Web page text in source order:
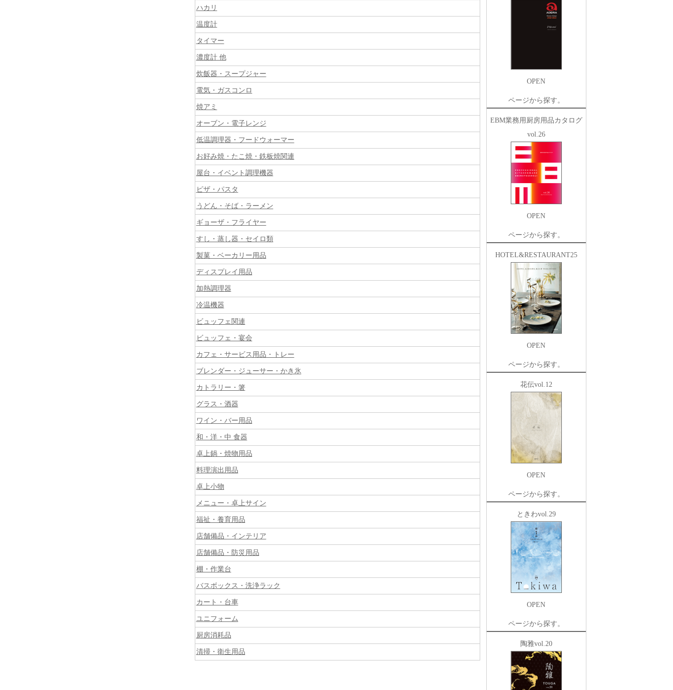
ハカリ
温度計
タイマー
濃度計 他
炊飯器・スープジャー
電気・ガスコンロ
焼アミ
オーブン・電子レンジ
低温調理器・フードウォーマー
お好み焼・たこ焼・鉄板焼関連
屋台・イベント調理機器
ピザ・パスタ
うどん・そば・ラーメン
ギョーザ・フライヤー
すし・蒸し器・セイロ類
製菓・ベーカリー用品
ディスプレイ用品
加熱調理器
冷温機器
ビュッフェ関連
ビュッフェ・宴会
カフェ・サービス用品・トレー
ブレンダー・ジューサー・かき氷
カトラリー・箸
グラス・酒器
ワイン・バー用品
和・洋・中 食器
卓上鍋・焼物用品
料理演出用品
卓上小物
メニュー・卓上サイン
福祉・養育用品
店舗備品・インテリア
店舗備品・防災用品
棚・作業台
バスボックス・洗浄ラック
カート・台車
ユニフォーム
厨房消耗品
清掃・衛生用品
OPEN
ページから探す。
EBM業務用厨房用品カタログ
vol.26
OPEN
ページから探す。
HOTEL&RESTAURANT25
OPEN
ページから探す。
花伝vol.12
OPEN
ページから探す。
ときわvol.29
OPEN
ページから探す。
陶雅vol.20